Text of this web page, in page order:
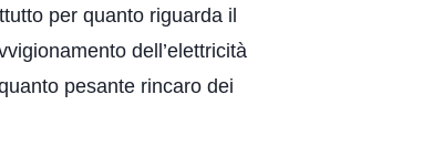
per quanto riguarda il
dell’elettricità
pesante rincaro dei